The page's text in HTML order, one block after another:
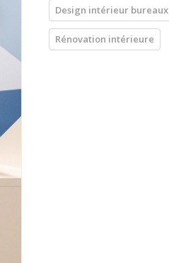
Design intérieur bureaux
Rénovation intérieure